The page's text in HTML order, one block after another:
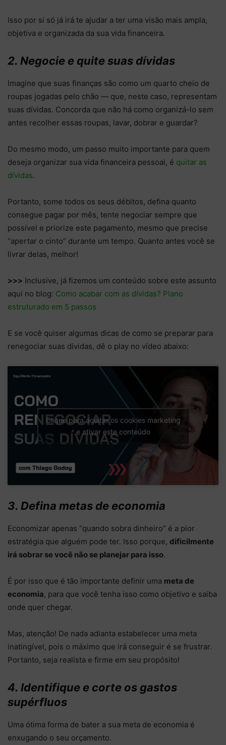
Isso por si só já irá te ajudar a ter uma visão mais ampla,
objetiva e organizada da sua vida financeira.
2. Negocie e quite suas dívidas
Imagine que suas finanças são como um quarto cheio de
roupas jogadas pelo chão — que, neste caso, representam
suas dívidas. Concorda que não há como organizá-lo sem
antes recolher essas roupas, lavar, dobrar e guardar?
Do mesmo modo, um passo muito importante para quem
deseja organizar sua vida financeira pessoal, é quitar as
dívidas.
Portanto, some todos os seus débitos, defina quanto
consegue pagar por mês, tente negociar sempre que
possível e priorize este pagamento, mesmo que precise
“apertar o cinto” durante um tempo. Quanto antes você se
livrar delas, melhor!
>>> Inclusive, já fizemos um conteúdo sobre este assunto
aqui no blog: Como acabar com as dívidas? Plano
estruturado em 5 passos
E se você quiser algumas dicas de como se preparar para
renegociar suas dívidas, dê o play no vídeo abaixo:
Clique para aceitar os cookies marketing
e ativar este conteúdo
3. Defina metas de economia
Economizar apenas “quando sobra dinheiro” é a pior
estratégia que alguém pode ter. Isso porque, dificilmente
irá sobrar se você não se planejar para isso.
É por isso que é tão importante definir uma meta de
economia, para que você tenha isso como objetivo e saiba
onde quer chegar.
Mas, atenção! De nada adianta estabelecer uma meta
inatingível, pois o máximo que irá conseguir é se frustrar.
Portanto, seja realista e firme em seu propósito!
4. Identifique e corte os gastos
supérfluos
Uma ótima forma de bater a sua meta de economia é
enxugando o seu orçamento.